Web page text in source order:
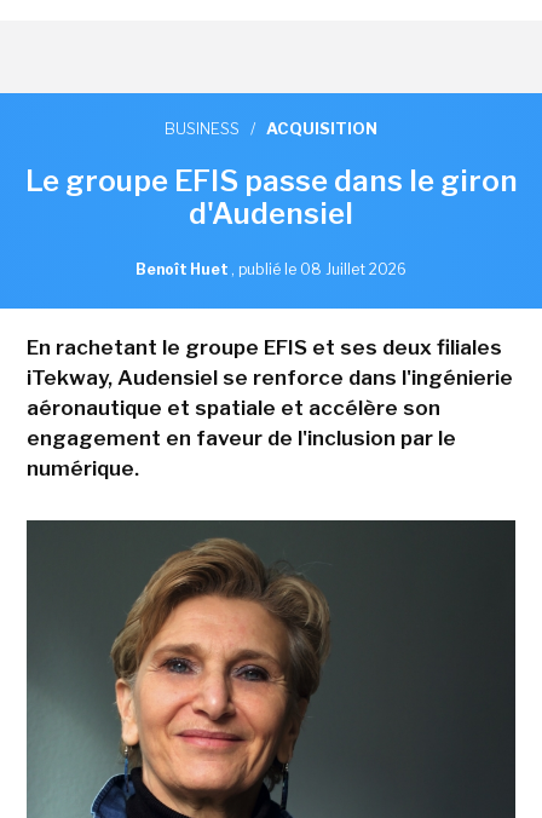
BUSINESS / ACQUISITION
Le groupe EFIS passe dans le giron
d'Audensiel
Benoît Huet , publié le 08 Juillet 2026
En rachetant le groupe EFIS et ses deux filiales
iTekway, Audensiel se renforce dans l'ingénierie
aéronautique et spatiale et accélère son
engagement en faveur de l'inclusion par le
numérique.